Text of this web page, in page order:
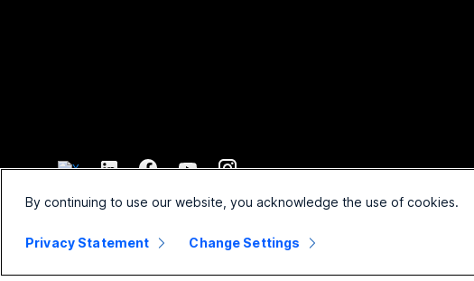
2026 Cisco och/eller dess dotterbolag. Med ensamrätt.
By continuing to use our website, you acknowledge the use of cookies.
Privacy Statement Change Settings